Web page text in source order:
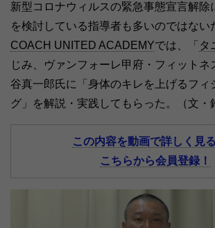
新型コロナウィルスの緊急事態宣言解除
を検討している指導者も多いのではない
COACH UNITED ACADEMYでは、「 タ
じみ、ヴァンフォーレ甲府・フィットネ
谷真一郎氏に「身体のキレを上げるフィ
グ」を解説・実践してもらった。（文・
この内容を動画で詳しく見
こちらから会員登録！